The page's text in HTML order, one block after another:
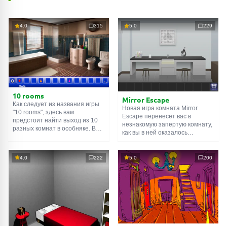
4.0 315
10 rooms
Как следует из названия игры
"10 rooms", здесь вам
предстоит найти выход из 10
разных комнат в особняке. В
их, чтобы выйти. Выход из
одной комнаты является
5.0 229
Mirror Escape
Новая игра комната Mirror
Escape перенесет вас в
незнакомую запертую комнату,
как вы в ней оказалось
смекалки попробуйте решить
все, приготовленные авторами
для вас, головоломки и найти
выход на свободу.
Внимательно осмотрите
помещение, возможно вы
сможете найти какие-нибудь
подсказки. Желаем удачи!
4.0 222 5.0 200